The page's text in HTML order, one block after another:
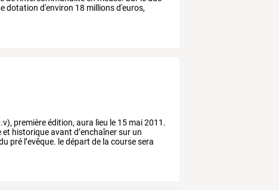
dotation d'environ 18 millionsd'euros,
premièreédition, aura lieu le 15 mai2011.
et historiqueavant d’enchaînersur un
pré l’evêque. ledépart de la coursesera